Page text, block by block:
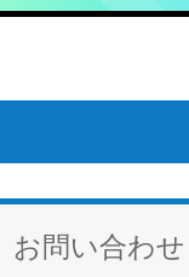
お問い合わせ